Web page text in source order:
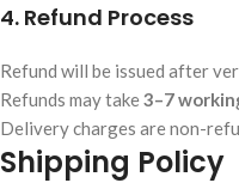
4. Refund Process
Refund will be issued after
Refunds may take3–7
Delivery charges are non-
Shipping Policy